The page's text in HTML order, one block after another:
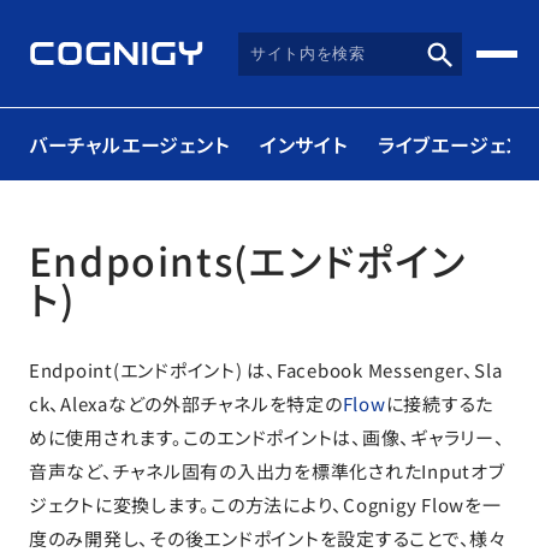
バーチャルエージェント インサイト ライブエージェント
Endpoints(エンドポイン
ト)
Endpoint(エンドポイント) は、Facebook Messenger、Sla
ck、Alexaなどの外部チャネルを特定のFlowに接続するた
めに使用されます。このエンドポイントは、画像、ギャラリー、
音声など、チャネル固有の入出力を標準化されたInputオブ
ジェクトに変換します。この方法により、Cognigy Flowを一
度のみ開発し、その後エンドポイントを設定することで、様々